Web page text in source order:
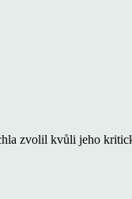
zvolil kvůli jeho